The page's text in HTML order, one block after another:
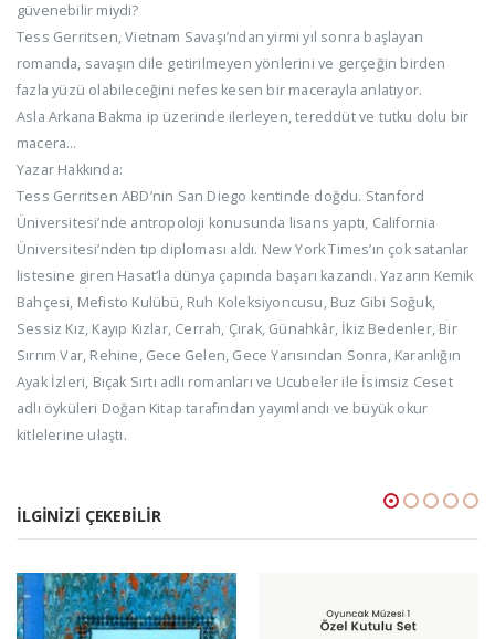
güvenebilir miydi?
Tess Gerritsen, Vietnam Savaşı’ndan yirmi yıl sonra başlayan
romanda, savaşın dile getirilmeyen yönlerini ve gerçeğin birden
fazla yüzü olabileceğini nefes kesen bir macerayla anlatıyor.
Asla Arkana Bakma ip üzerinde ilerleyen, tereddüt ve tutku dolu bir
macera…
Yazar Hakkında:
Tess Gerritsen ABD’nin San Diego kentinde doğdu. Stanford
Üniversitesi’nde antropoloji konusunda lisans yaptı, California
Üniversitesi’nden tıp diploması aldı. New York Times’ın çok satanlar
listesine giren Hasat’la dünya çapında başarı kazandı. Yazarın Kemik
Bahçesi, Mefisto Kulübü, Ruh Koleksiyoncusu, Buz Gibi Soğuk,
Sessiz Kız, Kayıp Kızlar, Cerrah, Çırak, Günahkâr, İkiz Bedenler, Bir
Sırrım Var, Rehine, Gece Gelen, Gece Yarısından Sonra, Karanlığın
Ayak İzleri, Bıçak Sırtı adlı romanları ve Ucubeler ile İsimsiz Ceset
adlı öyküleri Doğan Kitap tarafından yayımlandı ve büyük okur
kitlelerine ulaştı.
İLGINIZI ÇEKEBILIR